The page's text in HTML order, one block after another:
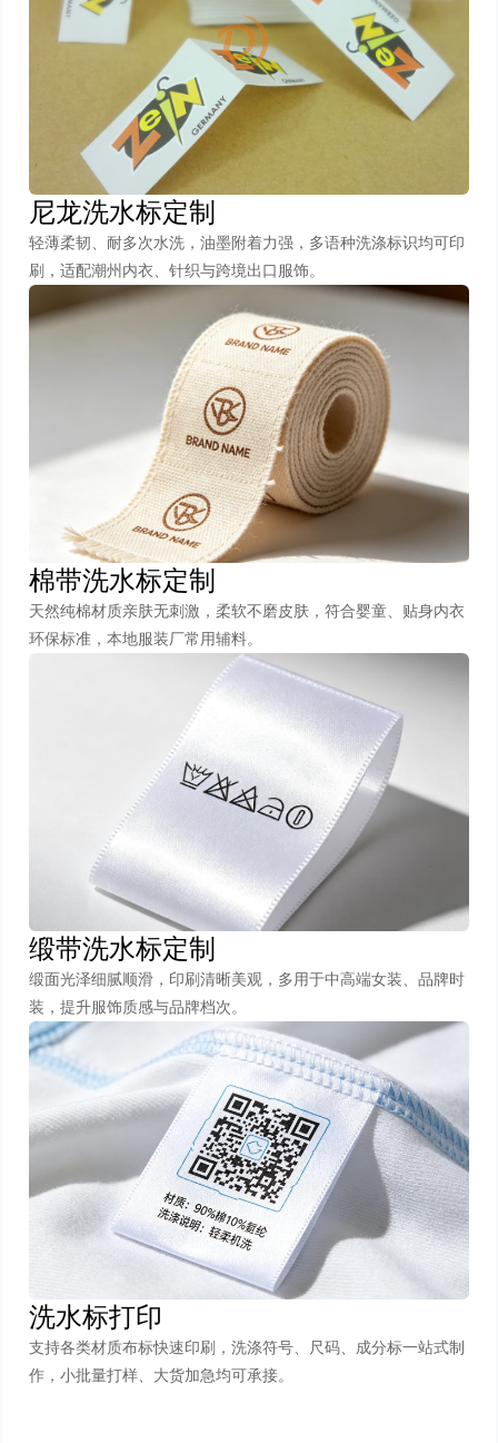
尼龙洗水标定制
轻薄柔韧、耐多次水洗，油墨附着力强，多语种洗涤标识均可印
刷，适配潮州内衣、针织与跨境出口服饰。
棉带洗水标定制
天然纯棉材质亲肤无刺激，柔软不磨皮肤，符合婴童、贴身内衣
环保标准，本地服装厂常用辅料。
缎带洗水标定制
缎面光泽细腻顺滑，印刷清晰美观，多用于中高端女装、品牌时
装，提升服饰质感与品牌档次。
洗水标打印
支持各类材质布标快速印刷，洗涤符号、尺码、成分标一站式制
作，小批量打样、大货加急均可承接。